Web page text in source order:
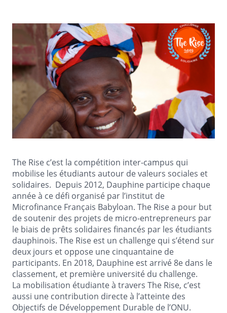
The Rise c’est la compétition inter-campus qui
mobilise les étudiants autour de valeurs sociales et
solidaires. Depuis 2012, Dauphine participe chaque
année à ce défi organisé par l’institut de
Microfinance Français Babyloan. The Rise a pour but
de soutenir des projets de micro-entrepreneurs par
le biais de prêts solidaires financés par les étudiants
dauphinois. The Rise est un challenge qui s’étend sur
deux jours et oppose une cinquantaine de
participants. En 2018, Dauphine est arrivé 8e dans le
classement, et première université du challenge.
La mobilisation étudiante à travers The Rise, c’est
aussi une contribution directe à l’atteinte des
Objectifs de Développement Durable de l’ONU.